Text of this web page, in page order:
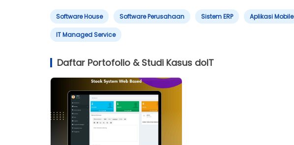
Software House Software Perusahaan Sistem ERP Aplikasi Mobile
IT Managed Service
Daftar Portofolio & Studi Kasus doIT